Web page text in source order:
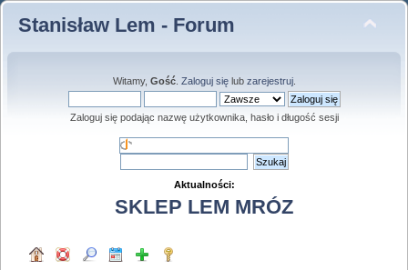
Stanisław Lem - Forum
Witamy, Gość. Zaloguj sięlub zarejestruj.
Zaloguj się podając nazwę użytkownika, hasło i długość sesji
Aktualności:
SKLEP LEM MRÓZ